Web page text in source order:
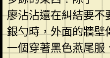
廖沾沾還在糾結要
銀勺時，外面的牆壁
一個穿著黑色燕尾